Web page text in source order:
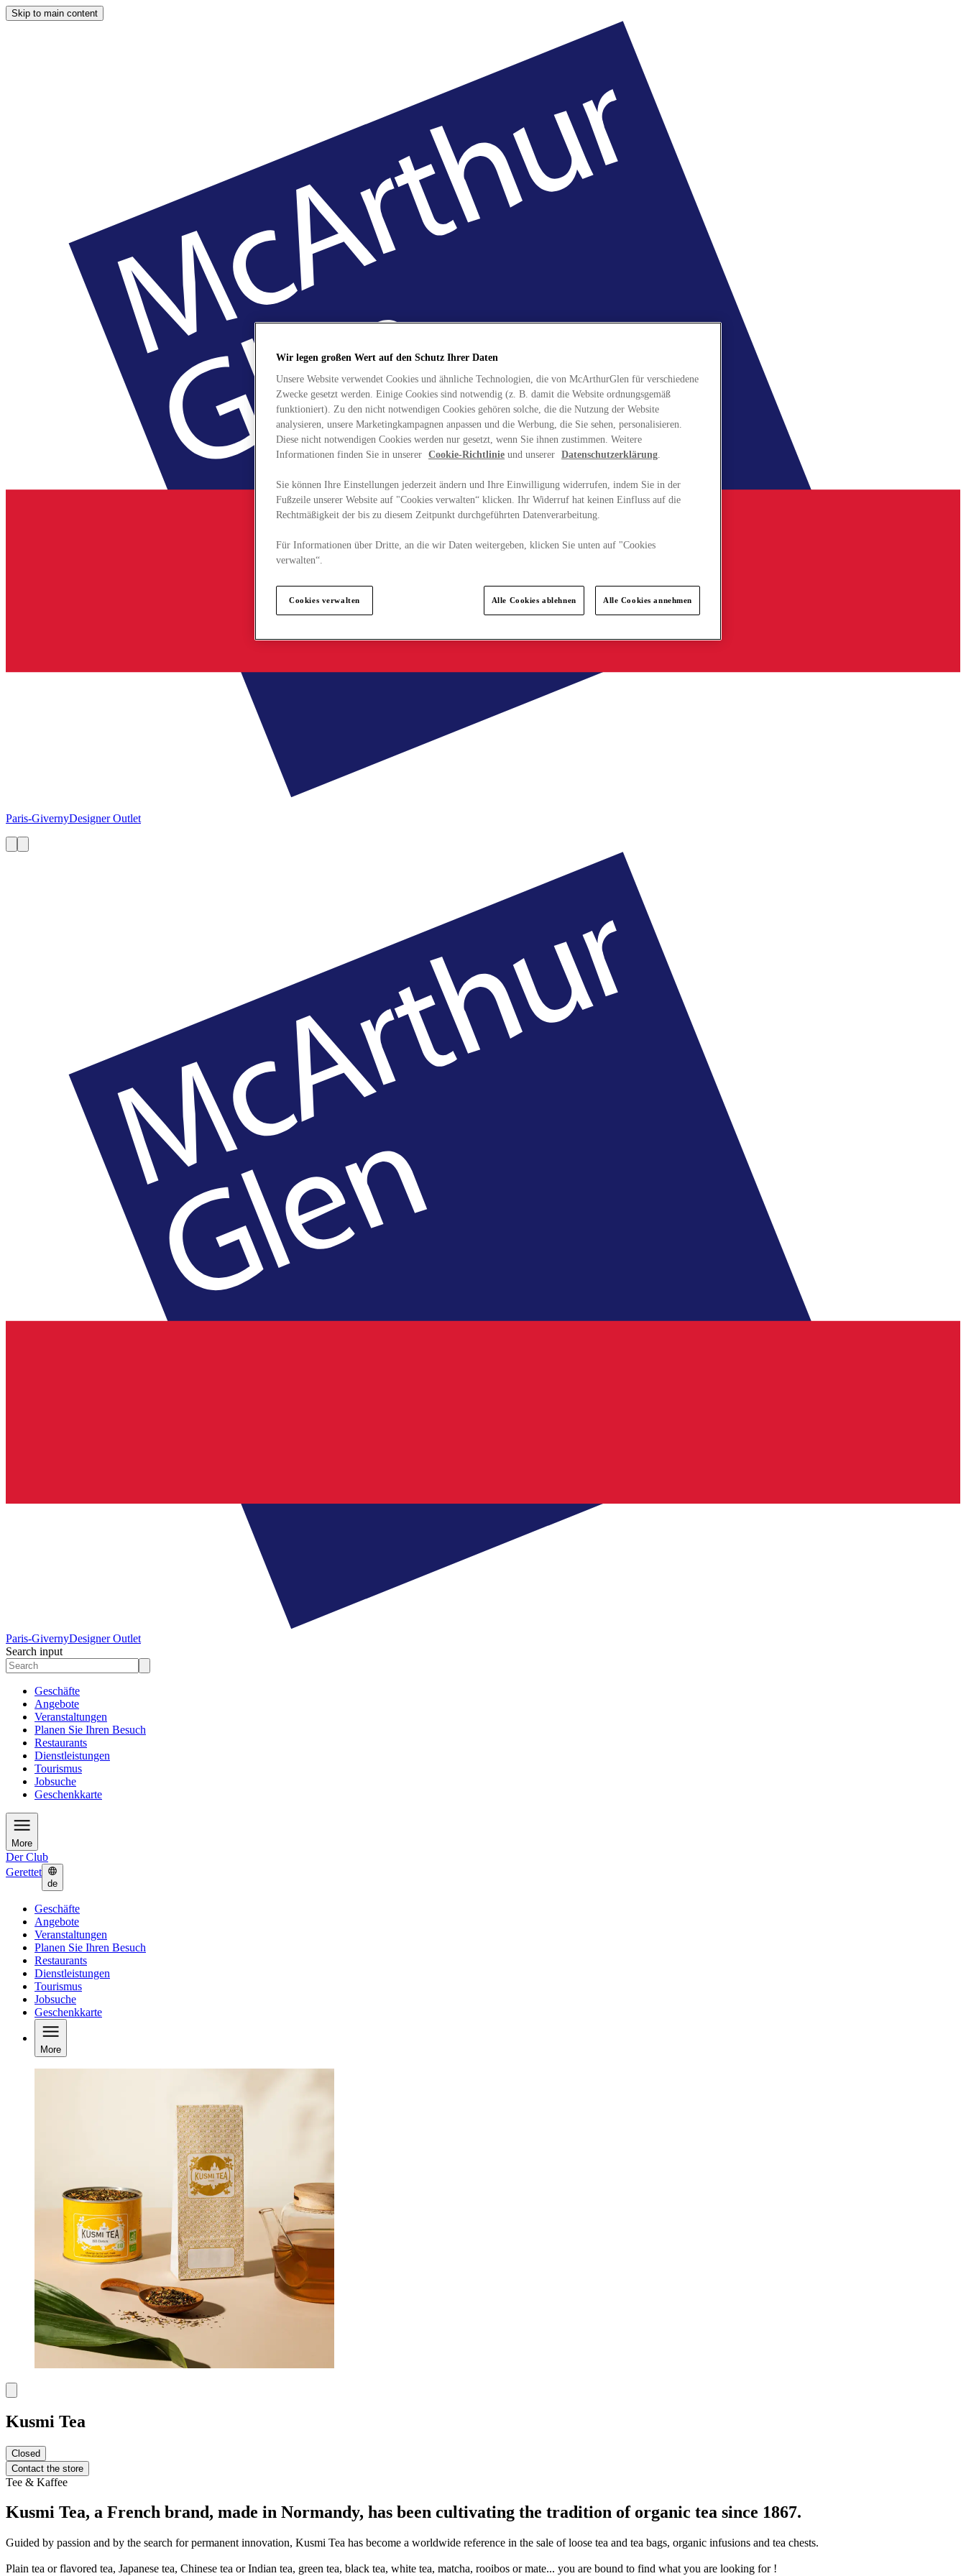
Skip to main content
Paris-GivernyDesigner Outlet
Paris-GivernyDesigner Outlet
Search input
Geschäfte
Angebote
Veranstaltungen
Planen Sie Ihren Besuch
Restaurants
Dienstleistungen
Tourismus
Jobsuche
Geschenkkarte
More
Der Club
Gerettet
de
Geschäfte
Angebote
Veranstaltungen
Planen Sie Ihren Besuch
Restaurants
Dienstleistungen
Tourismus
Jobsuche
Geschenkkarte
More
Kusmi Tea
Closed
Contact the store
Tee & Kaffee
Kusmi Tea, a French brand, made in Normandy, has been cultivating the tradition of organic tea since 1867.
Guided by passion and by the search for permanent innovation, Kusmi Tea has become a worldwide reference in the sale of loose tea and tea bags, organic infusions and tea chests.
Plain tea or flavored tea, Japanese tea, Chinese tea or Indian tea, green tea, black tea, white tea, matcha, rooibos or mate... you are bound to find what you are looking for !
Wir legen großen Wert auf den Schutz Ihrer Daten
Unsere Website verwendet Cookies und ähnliche Technologien, die von McArthurGlen für verschiedene
Zwecke gesetzt werden. Einige Cookies sind notwendig (z. B. damit die Website ordnungsgemäß
funktioniert). Zu den nicht notwendigen Cookies gehören solche, die die Nutzung der Website
analysieren, unsere Marketingkampagnen anpassen und die Werbung, die Sie sehen, personalisieren.
Diese nicht notwendigen Cookies werden nur gesetzt, wenn Sie ihnen zustimmen. Weitere
Informationen finden Sie in unserer Cookie-Richtlinie und unserer Datenschutzerklärung.
Sie können Ihre Einstellungen jederzeit ändern und Ihre Einwilligung widerrufen, indem Sie in der
Fußzeile unserer Website auf "Cookies verwalten“ klicken. Ihr Widerruf hat keinen Einfluss auf die
Rechtmäßigkeit der bis zu diesem Zeitpunkt durchgeführten Datenverarbeitung.
Für Informationen über Dritte, an die wir Daten weitergeben, klicken Sie unten auf "Cookies
verwalten“.
Cookies verwalten Alle Cookies ablehnen Alle Cookies annehmen